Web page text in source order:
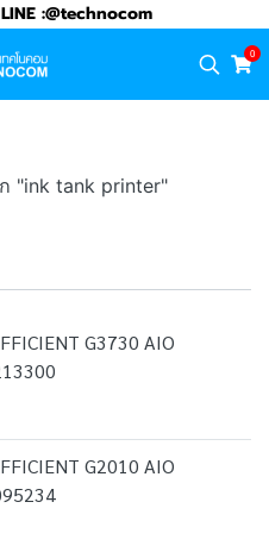
:@technocom
0
"ink tank printer"
G3730 AIO
G2010 AIO